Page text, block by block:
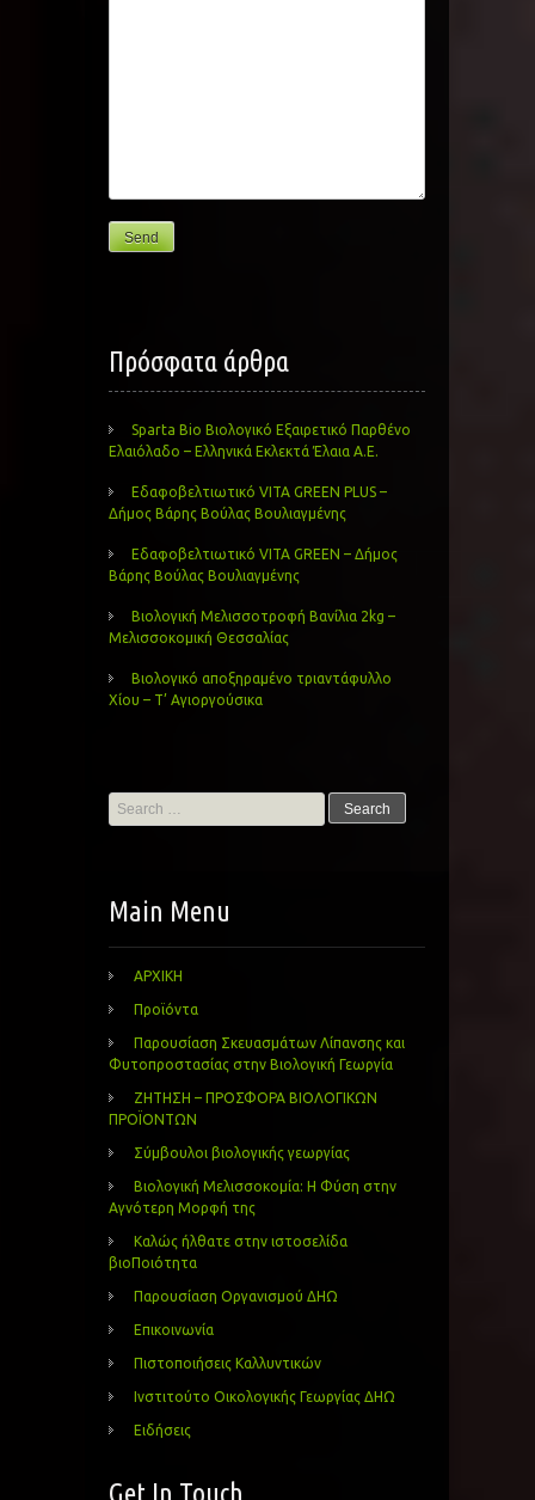
Πρόσφατα άρθρα
Sparta Bio Βιολογικό Εξαιρετικό Παρθένο
Ελαιόλαδο – Ελληνικά Εκλεκτά Έλαια Α.Ε.
Εδαφοβελτιωτικό VITA GREEN PLUS –
Δήμος Βάρης Βούλας Βουλιαγμένης
Εδαφοβελτιωτικό VITA GREEN – Δήμος
Βάρης Βούλας Βουλιαγμένης
Βιολογική Μελισσοτροφή Βανίλια 2kg –
Μελισσοκομική Θεσσαλίας
Βιολογικό αποξηραμένο τριαντάφυλλο
Χίου – Τ’ Αγιοργούσικα
Search
for:
Main Menu
ΑΡΧΙΚΗ
Προϊόντα
Παρουσίαση Σκευασμάτων Λίπανσης και
Φυτοπροστασίας στην Βιολογική Γεωργία
ΖΗΤΗΣΗ – ΠΡΟΣΦΟΡΑ ΒΙΟΛΟΓΙΚΩΝ
ΠΡΟΪΟΝΤΩΝ
Σύμβουλοι βιολογικής γεωργίας
Βιολογική Μελισσοκομία: Η Φύση στην
Αγνότερη Μορφή της
Καλώς ήλθατε στην ιστοσελίδα
βιοΠοιότητα
Παρουσίαση Οργανισμού ΔΗΩ
Επικοινωνία
Πιστοποιήσεις Καλλυντικών
Ινστιτούτο Οικολογικής Γεωργίας ΔΗΩ
Ειδήσεις